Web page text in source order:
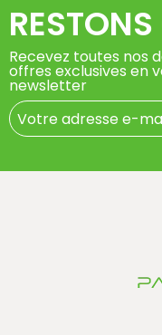
Recevez toutes nos
offres exclusives en
newsletter